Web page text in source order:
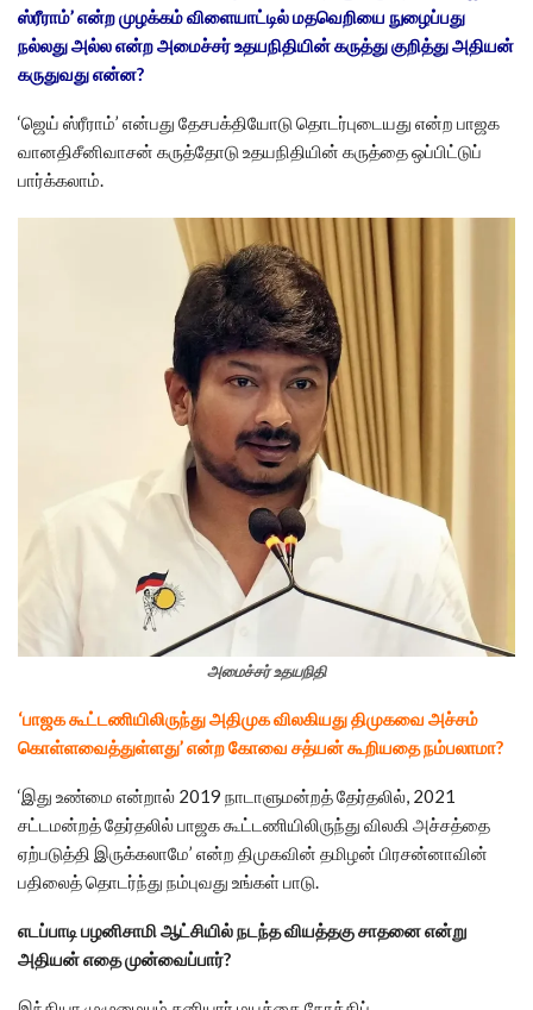
ஸ்ரீராம்’ என்ற முழக்கம் விளையாட்டில் மதவெறியை நுழைப்பது
நல்லது அல்ல என்ற அமைச்சர் உதயநிதியின் கருத்து குறித்து அதியன்
கருதுவது என்ன?
‘ஜெய் ஸ்ரீராம்’ என்பது தேசபக்தியோடு தொடர்புடையது என்ற பாஜக
வானதிசீனிவாசன் கருத்தோடு உதயநிதியின் கருத்தை ஒப்பிட்டுப்
பார்க்கலாம்.
அமைச்சர் உதயநிதி
‘பாஜக கூட்டணியிலிருந்து அதிமுக விலகியது திமுகவை அச்சம்
கொள்ளவைத்துள்ளது’ என்ற கோவை சத்யன் கூறியதை நம்பலாமா?
‘இது உண்மை என்றால் 2019 நாடாளுமன்றத் தேர்தலில், 2021
சட்டமன்றத் தேர்தலில் பாஜக கூட்டணியிலிருந்து விலகி அச்சத்தை
ஏற்படுத்தி இருக்கலாமே’ என்ற திமுகவின் தமிழன் பிரசன்னாவின்
பதிலைத் தொடர்ந்து நம்புவது உங்கள் பாடு.
எடப்பாடி பழனிசாமி ஆட்சியில் நடந்த வியத்தகு சாதனை என்று
அதியன் எதை முன்வைப்பார்?